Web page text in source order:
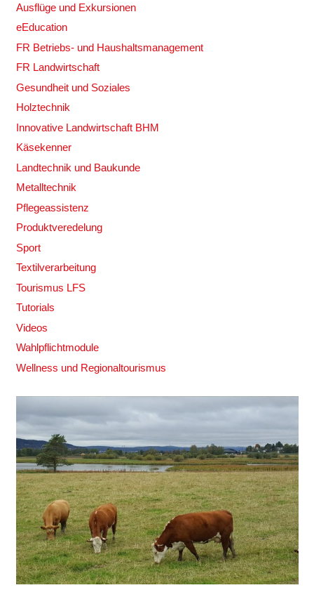
Ausflüge und Exkursionen
eEducation
FR Betriebs- und Haushaltsmanagement
FR Landwirtschaft
Gesundheit und Soziales
Holztechnik
Innovative Landwirtschaft BHM
Käsekenner
Landtechnik und Baukunde
Metalltechnik
Pflegeassistenz
Produktveredelung
Sport
Textilverarbeitung
Tourismus LFS
Tutorials
Videos
Wahlpflichtmodule
Wellness und Regionaltourismus